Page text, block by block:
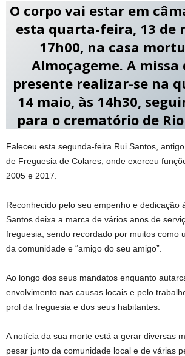
O corpo vai estar em
esta quarta-feira, 13 de
17h00, na casa
Almoçageme. A missa
presente realizar-se na
14 maio, às 14h30,
para o crematório de
Faleceu esta segunda-feira Rui Santos,
de Freguesia de Colares, onde exerceu
2005 e 2017.
Reconhecido pelo seu empenho e dedicação
Santos deixa a marca de vários anos de
freguesia, sendo recordado por muitos como
da comunidade e “amigo do seu amigo”.
Ao longo dos seus mandatos enquanto
envolvimento nas causas locais e pelo
prol da freguesia e dos seus habitantes.
A notícia da sua morte está a gerar diversas
pesar junto da comunidade local e de várias